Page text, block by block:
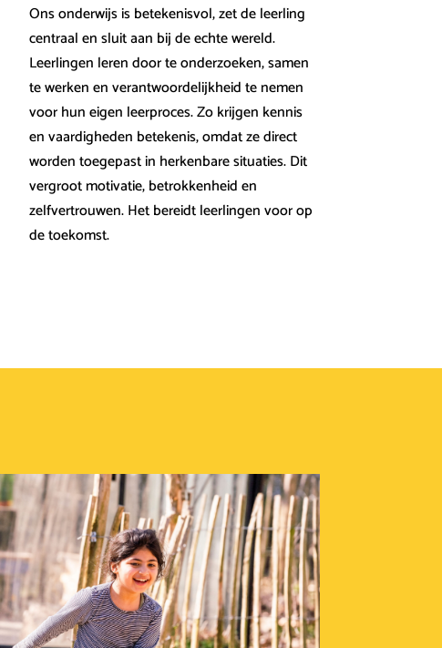
Ons onderwijs is betekenisvol, zet de leerling
centraal en sluit aan bij de echte wereld.
Leerlingen leren door te onderzoeken, samen
te werken en verantwoordelijkheid te nemen
voor hun eigen leerproces. Zo krijgen kennis
en vaardigheden betekenis, omdat ze direct
worden toegepast in herkenbare situaties. Dit
vergroot motivatie, betrokkenheid en
zelfvertrouwen. Het bereidt leerlingen voor op
de toekomst.